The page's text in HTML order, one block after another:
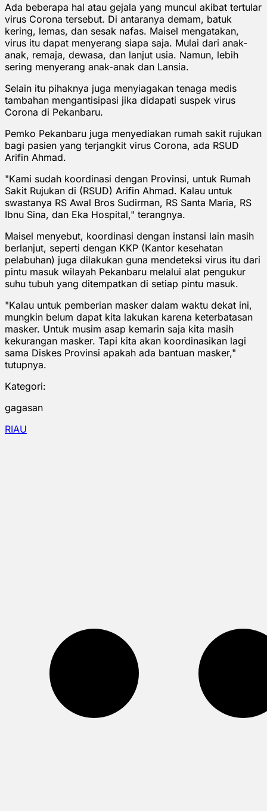
Ada beberapa hal atau gejala yang muncul akibat tertular
virus Corona tersebut. Di antaranya demam, batuk
kering, lemas, dan sesak nafas. Maisel mengatakan,
virus itu dapat menyerang siapa saja. Mulai dari anak-
anak, remaja, dewasa, dan lanjut usia. Namun, lebih
sering menyerang anak-anak dan Lansia.
Selain itu pihaknya juga menyiagakan tenaga medis
tambahan mengantisipasi jika didapati suspek virus
Corona di Pekanbaru.
Pemko Pekanbaru juga menyediakan rumah sakit rujukan
bagi pasien yang terjangkit virus Corona, ada RSUD
Arifin Ahmad.
"Kami sudah koordinasi dengan Provinsi, untuk Rumah
Sakit Rujukan di (RSUD) Arifin Ahmad. Kalau untuk
swastanya RS Awal Bros Sudirman, RS Santa Maria, RS
Ibnu Sina, dan Eka Hospital," terangnya.
Maisel menyebut, koordinasi dengan instansi lain masih
berlanjut, seperti dengan KKP (Kantor kesehatan
pelabuhan) juga dilakukan guna mendeteksi virus itu dari
pintu masuk wilayah Pekanbaru melalui alat pengukur
suhu tubuh yang ditempatkan di setiap pintu masuk.
"Kalau untuk pemberian masker dalam waktu dekat ini,
mungkin belum dapat kita lakukan karena keterbatasan
masker. Untuk musim asap kemarin saja kita masih
kekurangan masker. Tapi kita akan koordinasikan lagi
sama Diskes Provinsi apakah ada bantuan masker,"
tutupnya.
Kategori:
gagasan
RIAU